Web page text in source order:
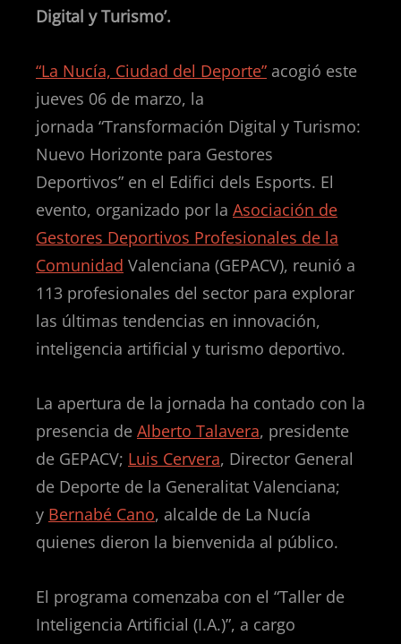
Digital y Turismo’.
“La Nucía, Ciudad del Deporte” acogió este
jueves 06 de marzo, la
jornada “Transformación Digital y Turismo:
Nuevo Horizonte para Gestores
Deportivos” en el Edifici dels Esports. El
evento, organizado por la Asociación de
Gestores Deportivos Profesionales de la
Comunidad Valenciana (GEPACV), reunió a
113 profesionales del sector para explorar
las últimas tendencias en innovación,
inteligencia artificial y turismo deportivo.
La apertura de la jornada ha contado con la
presencia de Alberto Talavera, presidente
de GEPACV; Luis Cervera, Director General
de Deporte de la Generalitat Valenciana;
y Bernabé Cano, alcalde de La Nucía
quienes dieron la bienvenida al público.
El programa comenzaba con el “Taller de
Inteligencia Artificial (I.A.)”, a cargo